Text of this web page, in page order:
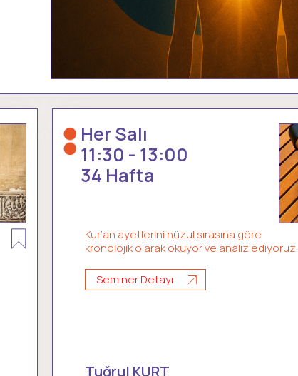
Her Salı
11:30 - 13:00
34 Hafta
Kur’an ayetlerini nüzul sırasına göre
kronolojik olarak okuyor ve analiz ediyoruz.
Seminer Detayı
Tuğrul KURT